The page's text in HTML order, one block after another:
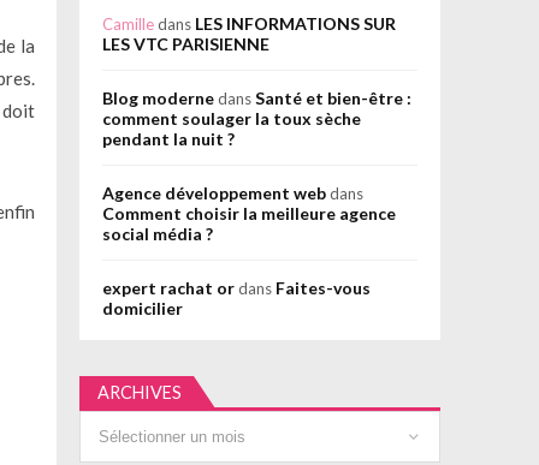
la
doit
Camilledans LES INFORMATIONS SUR
LES VTC PARISIENNE
Blog modernedansSanté et bien-être :
comment soulager la toux sèche
pendant la nuit ?
Agence développement webdans
Comment choisir la meilleure agence
social média ?
expert rachat ordans Faites-vous
domicilier
ARCHIVES